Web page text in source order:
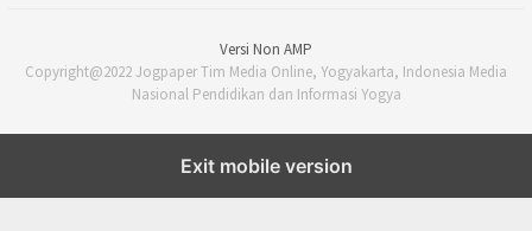
Versi Non AMP
Copyright@2022 Jogpaper Tim Media Online, Yogyakarta, Indonesia Media
Nasional Pendidikan dan Informasi Yogya
Exit mobile version